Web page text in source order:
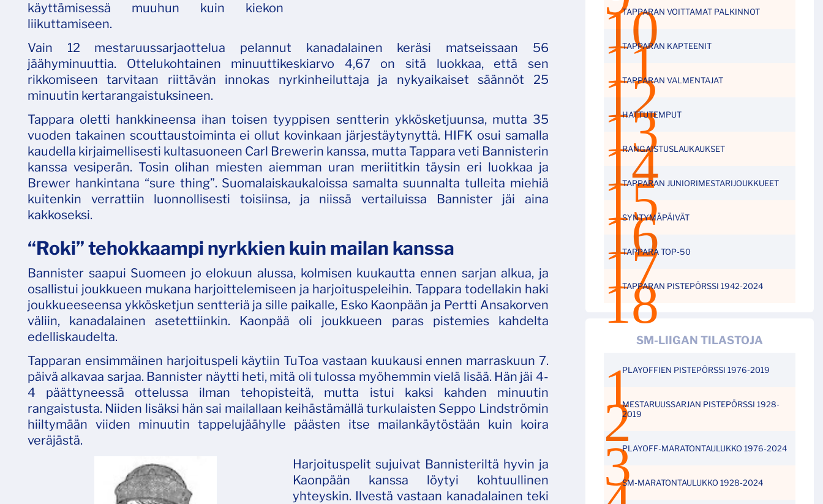
käyttämisessä muuhun kuin kiekon
liikuttamiseen.
Vain 12 mestaruussarjaottelua pelannut kanadalainen keräsi matseissaan 56
jäähyminuuttia. Ottelukohtainen minuuttikeskiarvo 4,67 on sitä luokkaa, että sen
rikkomiseen tarvitaan riittävän innokas nyrkinheiluttaja ja nykyaikaiset säännöt 25
minuutin kertarangaistuksineen.
Tappara oletti hankkineensa ihan toisen tyyppisen sentterin ykkösketjuunsa, mutta 35
vuoden takainen scouttaustoiminta ei ollut kovinkaan järjestäytynyttä. HIFK osui samalla
kaudella kirjaimellisesti kultasuoneen Carl Brewerin kanssa, mutta Tappara veti Bannisterin
kanssa vesiperän. Tosin olihan miesten aiemman uran meriititkin täysin eri luokkaa ja
Brewer hankintana “sure thing”. Suomalaiskaukaloissa samalta suunnalta tulleita miehiä
kuitenkin verrattiin luonnollisesti toisiinsa, ja niissä vertailuissa Bannister jäi aina
kakkoseksi.
“Roki” tehokkaampi nyrkkien kuin mailan kanssa
Bannister saapui Suomeen jo elokuun alussa, kolmisen kuukautta ennen sarjan alkua, ja
osallistui joukkueen mukana harjoittelemiseen ja harjoituspeleihin. Tappara todellakin haki
joukkueeseensa ykkösketjun sentteriä ja sille paikalle, Esko Kaonpään ja Pertti Ansakorven
väliin, kanadalainen asetettiinkin. Kaonpää oli joukkueen paras pistemies kahdelta
edelliskaudelta.
Tapparan ensimmäinen harjoituspeli käytiin TuToa vastaan kuukausi ennen marraskuun 7.
päivä alkavaa sarjaa. Bannister näytti heti, mitä oli tulossa myöhemmin vielä lisää. Hän jäi 4-
4 päättyneessä ottelussa ilman tehopisteitä, mutta istui kaksi kahden minuutin
rangaistusta. Niiden lisäksi hän sai mailallaan keihästämällä turkulaisten Seppo Lindströmin
hiiltymään viiden minuutin tappelujäähylle päästen itse mailankäytöstään kuin koira
veräjästä.
Harjoituspelit sujuivat Bannisteriltä hyvin ja
Kaonpään kanssa löytyi kohtuullinen
yhteyskin. Ilvestä vastaan kanadalainen teki
TAPPARAN VOITTAMAT PALKINNOT
TAPPARAN KAPTEENIT
TAPPARAN VALMENTAJAT
HATTUTEMPUT
RANGAISTUSLAUKAUKSET
TAPPARAN JUNIORIMESTARIJOUKKUEET
SYNTYMÄPÄIVÄT
TAPPARA TOP-50
TAPPARAN PISTEPÖRSSI 1942-2024
SM-LIIGAN TILASTOJA
PLAYOFFIEN PISTEPÖRSSI 1976-2019
MESTARUUSSARJAN PISTEPÖRSSI 1928-
2019
PLAYOFF-MARATONTAULUKKO 1976-2024
SM-MARATONTAULUKKO 1928-2024